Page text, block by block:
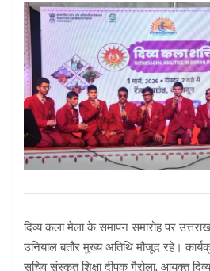
दिव्य कला मेला के समापन समारोह पर
उनियाल बतौर मुख्य अतिथि मौजूद रहे।
सचिव संस्कृत शिक्षा दीपक गैरोला, आयुक्त